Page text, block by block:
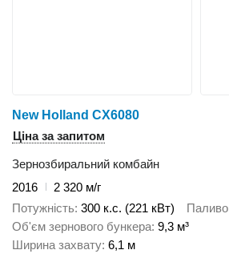
New Holland CX6080
Ціна за запитом
Зернозбиральний комбайн
2016
2 320 м/г
Потужність 300 к.с. (221 кВт) Паливо
Об'єм зернового бункера 9,3 м³
Ширина захвату 6,1 м